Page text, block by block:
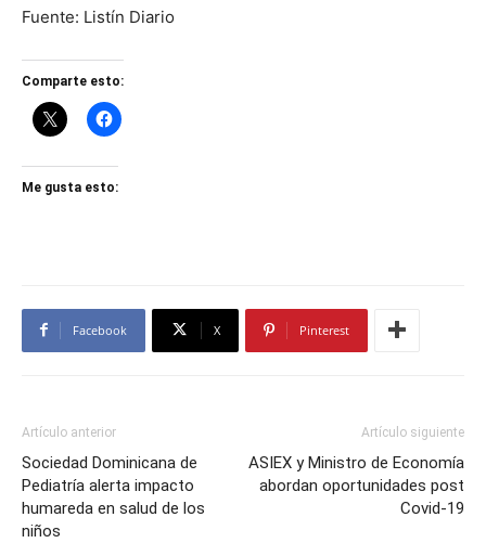
Fuente: Listín Diario
Comparte esto:
Me gusta esto:
Facebook X Pinterest
Artículo anterior
Sociedad Dominicana de
Pediatría alerta impacto
humareda en salud de los
niños
Artículo siguiente
ASIEX y Ministro de Economía
abordan oportunidades post
Covid-19